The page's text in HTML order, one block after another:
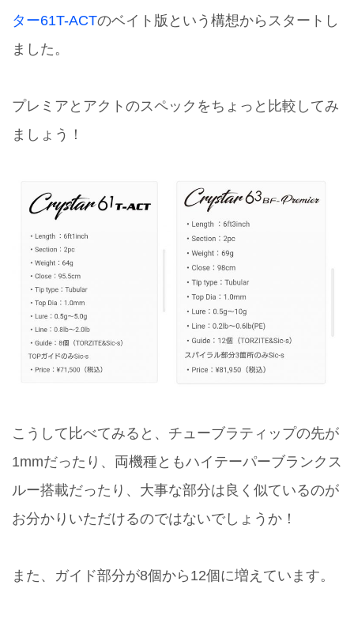
ター61T-ACTのベイト版という構想からスタートし
ました。
プレミアとアクトのスペックをちょっと比較してみ
ましょう！
こうして比べてみると、チューブラティップの先が
1mmだったり、両機種ともハイテーパーブランクス
ルー搭載だったり、大事な部分は良く似ているのが
お分かりいただけるのではないでしょうか！
また、ガイド部分が8個から12個に増えています。